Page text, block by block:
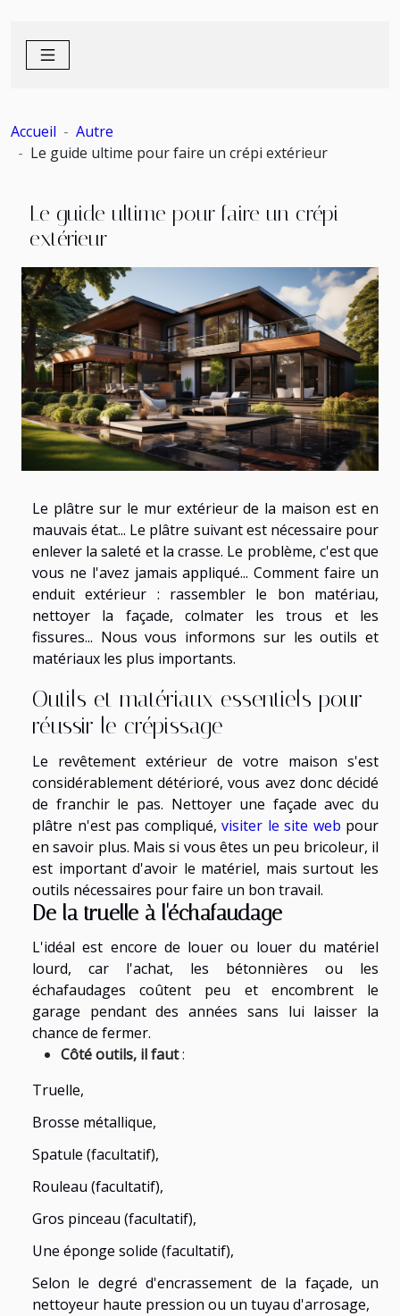
Accueil
Autre
Le guide ultime pour faire un crépi extérieur
Le guide ultime pour faire un crépi
extérieur
Le plâtre sur le mur extérieur de la maison est en
mauvais état... Le plâtre suivant est nécessaire pour
enlever la saleté et la crasse. Le problème, c'est que
vous ne l'avez jamais appliqué... Comment faire un
enduit extérieur : rassembler le bon matériau,
nettoyer la façade, colmater les trous et les
fissures... Nous vous informons sur les outils et
matériaux les plus importants.
Outils et matériaux essentiels pour
réussir le crépissage
Le revêtement extérieur de votre maison s'est
considérablement détérioré, vous avez donc décidé
de franchir le pas. Nettoyer une façade avec du
plâtre n'est pas compliqué, visiter le site web pour
en savoir plus. Mais si vous êtes un peu bricoleur, il
est important d'avoir le matériel, mais surtout les
outils nécessaires pour faire un bon travail.
De la truelle à l'échafaudage
L'idéal est encore de louer ou louer du matériel
lourd, car l'achat, les bétonnières ou les
échafaudages coûtent peu et encombrent le
garage pendant des années sans lui laisser la
chance de fermer.
Côté outils, il faut:
Truelle,
Brosse métallique,
Spatule (facultatif),
Rouleau (facultatif),
Gros pinceau (facultatif),
Une éponge solide (facultatif),
Selon le degré d'encrassement de la façade, un
nettoyeur haute pression ou un tuyau d'arrosage,